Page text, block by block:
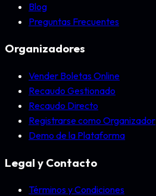
Blog
Preguntas Frecuentes
Organizadores
Vender Boletas Online
Recaudo Gestionado
Recaudo Directo
Registrarse como Organizador
Demo de la Plataforma
Legal y Contacto
Términos y Condiciones